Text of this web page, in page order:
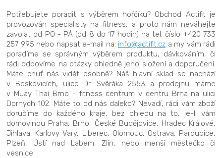
Potřebujete poradit s výběrem hořčíku? Obchod Actifit je
provozován specialisty na fitness, a proto nám neváhejte
zavolat od PO - PÁ (od 8 do 17 hodin) na tel. číslo +420 733
257 995 nebo napsat e-mail na: info@actifit.cz a my vám rádi
poradíme se správným výběrem produktu, dávkováním, či
rádi odpovíme na otázky ohledně jeho složení a doporučení.
Máte chuť nás vidět osobně? Náš hlavní sklad se nachází
v Boskovicích, ulice Dr. Svěráka 2553 a prodejnu máme
v Muay Thai Brno - fitness centrum v centru Brna na ulici
Dornych 102. Máte to od nás daleko? Nevadí, rádi vám zboží
doručíme do každého kraje, bez ohledu na to, je-li vám
domovinou Praha, Brno, České Budějovice, Hradec Králové,
Jihlava, Karlovy Vary, Liberec, Olomouc, Ostrava, Pardubice,
Plzeň, Ústí nad Labem, Zlín, nebo menší městečko či
vesnice.